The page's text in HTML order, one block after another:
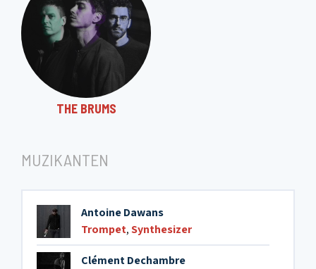
THE BRUMS
MUZIKANTEN
Antoine Dawans
Trompet,Synthesizer
Clément Dechambre